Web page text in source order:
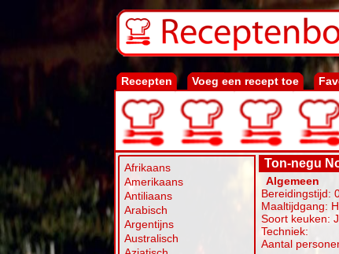
Recepten Voeg een recept toe
Afrikaans
Amerikaans
Antiliaans
Arabisch
Argentijns
Australisch
Ton-negu
Algemeen
Bereidingstijd:
Maaltijdgang:
Soort keuken:
Techniek:
Aantal